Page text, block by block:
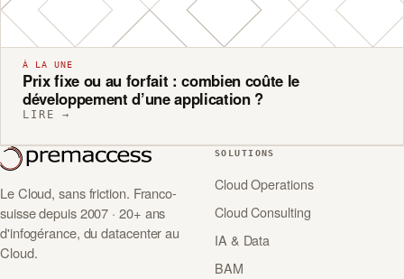
À LA UNE
Prix fixe ou au forfait : combien coûte le
développement d’une application ?
LIRE →
Le Cloud, sans friction. Franco-
suisse depuis 2007 · 20+ ans
d'infogérance, du datacenter au
Cloud.
SOLUTIONS
Cloud Operations
Cloud Consulting
IA & Data
BAM